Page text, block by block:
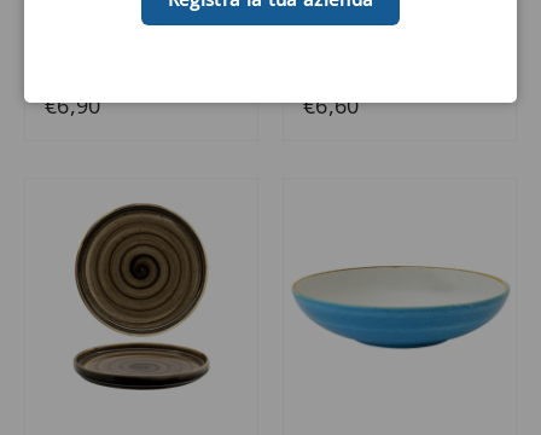
€6,90
Codice: 060414
€6,60